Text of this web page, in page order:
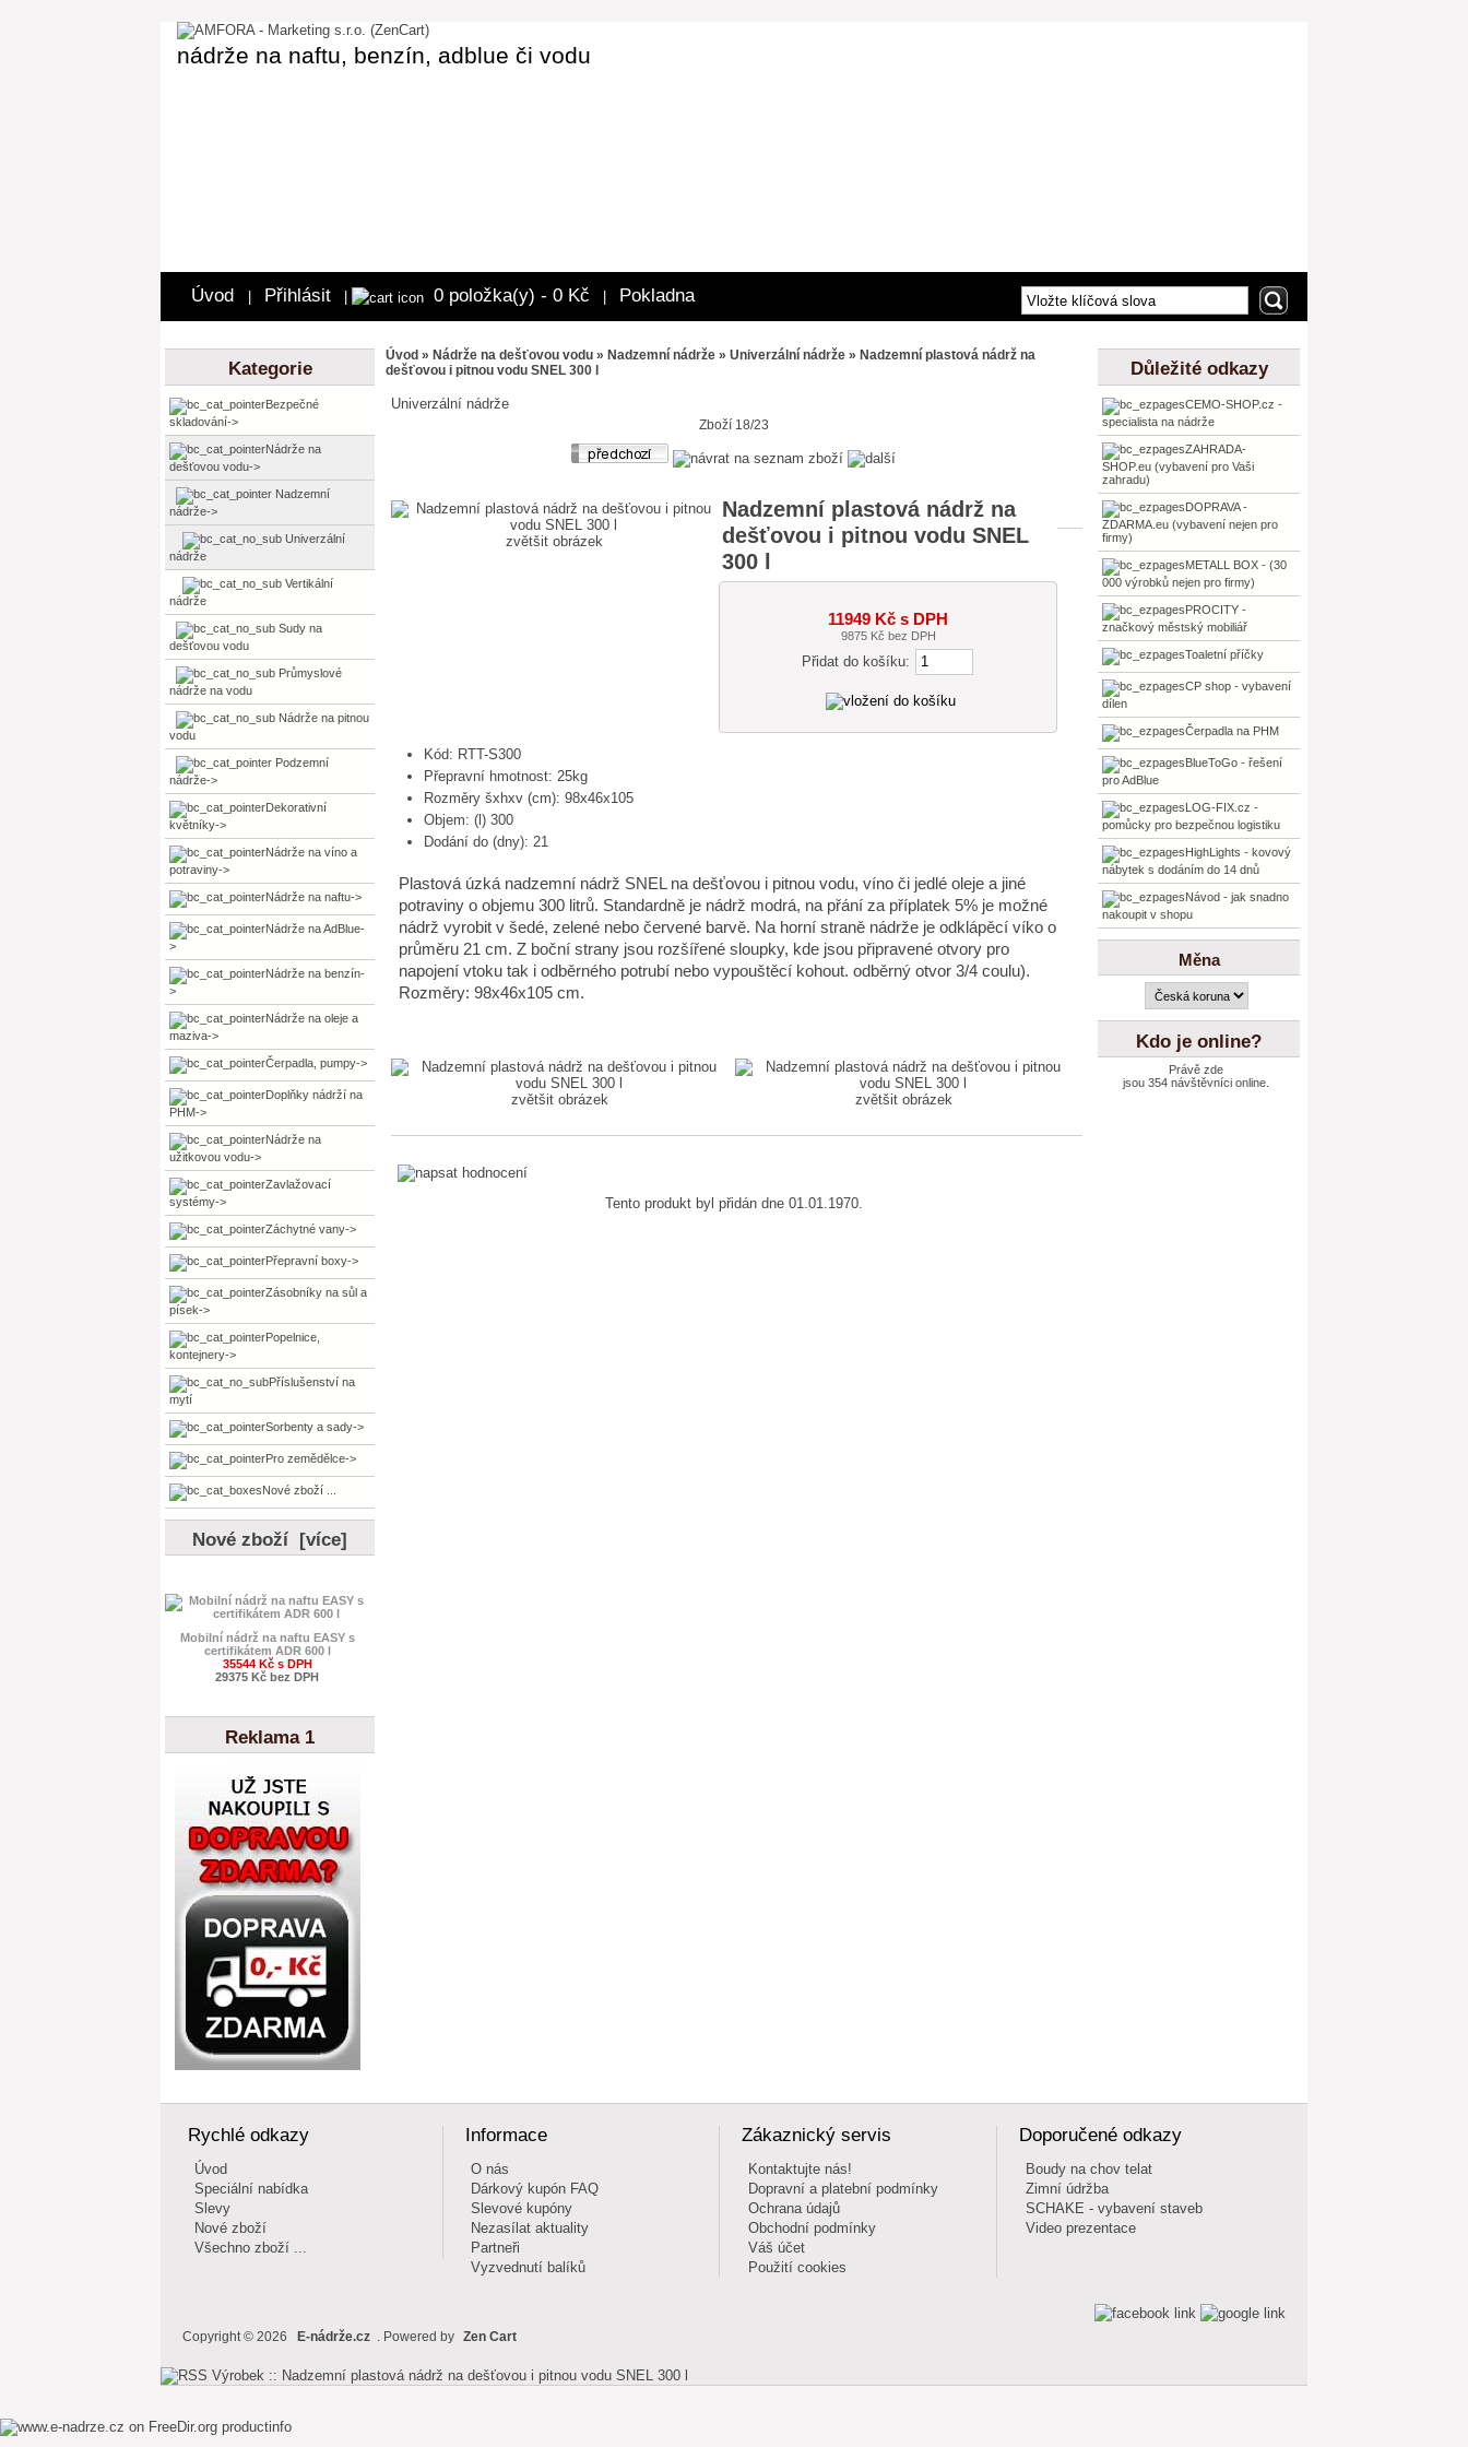
nádrže na naftu, benzín, adblue či vodu
Úvod Přihlásit 0 položka(y) - 0 Kč Pokladna
Kategorie
Bezpečné
skladování->
Nádrže na
dešťovou vodu->
Nadzemní
nádrže->
Univerzální
nádrže
Vertikální
nádrže
Sudy na
dešťovou vodu
Průmyslové
nádrže na vodu
Nádrže na pitnou
vodu
Podzemní
nádrže->
Dekorativní
květníky->
Nádrže na víno a
potraviny->
Nádrže na naftu->
Nádrže na AdBlue-
>
Nádrže na benzín-
>
Nádrže na oleje a
maziva->
Čerpadla, pumpy->
Doplňky nádrží na
PHM->
Nádrže na
užitkovou vodu->
Zavlažovací
systémy->
Záchytné vany->
Přepravní boxy->
Zásobníky na sůl a
písek->
Popelnice,
kontejnery->
Příslušenství na
mytí
Sorbenty a sady->
Pro zemědělce->
Nové zboží ...
Nové zboží [více]
Mobilní nádrž na naftu EASY s
certifikátem ADR 600 l
35544 Kč s DPH
29375 Kč bez DPH
Reklama 1
Úvod » Nádrže na dešťovou vodu » Nadzemní nádrže »Univerzální nádrže » Nadzemní plastová nádrž na
dešťovou i pitnou vodu SNEL 300 l
Univerzální nádrže
Zboží 18/23
zvětšit obrázek
Nadzemní plastová nádrž na
dešťovou i pitnou vodu SNEL
300 l
11949 Kč s DPH
9875 Kč bez DPH
Přidat do košíku:
Kód: RTT-S300
Přepravní hmotnost: 25kg
Rozměry šxhxv (cm): 98x46x105
Objem: (l) 300
Dodání do (dny): 21
Plastová úzká nadzemní nádrž SNEL na dešťovou i pitnou vodu, víno či jedlé oleje a jiné
potraviny o objemu 300 litrů. Standardně je nádrž modrá, na přání za příplatek 5% je možné
nádrž vyrobit v šedé, zelené nebo červené barvě. Na horní straně nádrže je odklápěcí víko o
průměru 21 cm. Z boční strany jsou rozšířené sloupky, kde jsou připravené otvory pro
napojení vtoku tak i odběrného potrubí nebo vypouštěcí kohout. odběrný otvor 3/4 coulu).
Rozměry: 98x46x105 cm.
zvětšit obrázek zvětšit obrázek
Tento produkt byl přidán dne 01.01.1970.
Důležité odkazy
CEMO-SHOP.cz -
specialista na nádrže
ZAHRADA-
SHOP.eu (vybavení pro Vaši
zahradu)
DOPRAVA -
ZDARMA.eu (vybavení nejen pro
firmy)
METALL BOX - (30
000 výrobků nejen pro firmy)
PROCITY -
značkový městský mobiliář
Toaletní příčky
CP shop - vybavení
dílen
Čerpadla na PHM
BlueToGo - řešení
pro AdBlue
LOG-FIX.cz -
pomůcky pro bezpečnou logistiku
HighLights - kovový
nábytek s dodáním do 14 dnů
Návod - jak snadno
nakoupit v shopu
Měna
Kdo je online?
Právě zde
jsou 354 návštěvníci online.
Rychlé odkazy
Úvod
Speciální nabídka
Slevy
Nové zboží
Všechno zboží ...
Informace
O nás
Dárkový kupón FAQ
Slevové kupóny
Nezasílat aktuality
Partneři
Vyzvednutí balíků
Zákaznický servis
Kontaktujte nás!
Dopravní a platební podmínky
Ochrana údajů
Obchodní podmínky
Váš účet
Použití cookies
Doporučené odkazy
Boudy na chov telat
Zimní údržba
SCHAKE - vybavení staveb
Video prezentace
Copyright © 2026 E-nádrže.cz . Powered by Zen Cart
productinfo